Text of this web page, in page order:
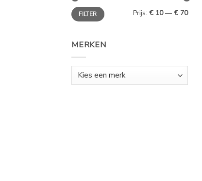
Min.
prijs
Max.
prijsFILTER Prijs: € 10— € 70
MERKEN